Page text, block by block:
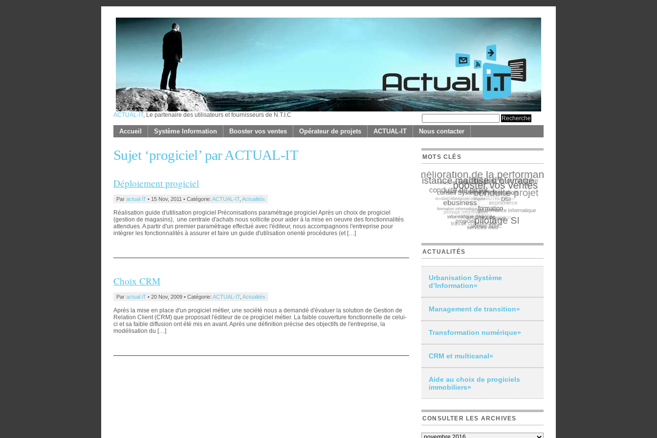
ACTUAL-IT, Le partenaire des utilisateurs et fournisseurs de N.T.I.C
Accueil Système Information Booster vos ventes Opérateur de projets ACTUAL-IT Nous contacter
Sujet ‘progiciel’ par ACTUAL-IT
Déploiement progiciel
Par actual iT • 15 Nov, 2011 • Catégorie: ACTUAL-IT, Actualités
Réalisation guide d'utilisation progiciel Préconisations paramétrage progiciel Après un choix de progiciel
(gestion de magasins), une centrale d'achats nous sollicite pour aider à la mise en oeuvre des fonctionnalités
attendues. A partir d'un premier paramétrage effectué avec l'éditeur, nous accompagnons l'entreprise pour
intégrer les fonctionnalités à assurer et faire un guide d'utilisation orienté procédures (et […]
Choix CRM
Par actual iT • 20 Nov, 2009 • Catégorie: ACTUAL-IT, Actualités
Après la mise en place d'un progiciel métier, une société nous a demandé d'évaluer la solution de Gestion de
Relation Client (CRM) que proposait l'éditeur de ce progiciel métier. La faible couverture fonctionnelle de celui-
ci et sa faible diffusion ont été mis en avant. Après une définition précise des objectifs de l'entreprise, la
modélisation du […]
MOTS CLÉS
ACTUALITÉS
Urbanisation Système
d’Information»
Management de transition»
Transformation numérique»
CRM et multicanal»
Aide au choix de progiciels
immobiliers»
CONSULTER LES ARCHIVES